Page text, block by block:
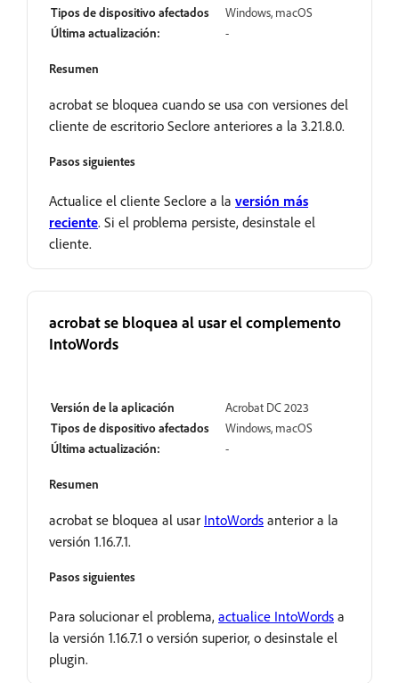
Tipos de dispositivo afectados
Windows, macOS
Última actualización:
-
Resumen
acrobat se bloquea cuando se usa con versiones del
cliente de escritorio Seclore anteriores a la 3.21.8.0.
Pasos siguientes
Actualice el cliente Seclore a la versión más
reciente. Si el problema persiste, desinstale el
cliente.
acrobat se bloquea al usar el complemento
IntoWords
Versión de la aplicación
Acrobat DC 2023
Tipos de dispositivo afectados
Windows, macOS
Última actualización:
-
Resumen
acrobat se bloquea al usar IntoWords anterior a la
versión 1.16.7.1.
Pasos siguientes
Para solucionar el problema, actualice IntoWords a
la versión 1.16.7.1 o versión superior, o desinstale el
plugin.